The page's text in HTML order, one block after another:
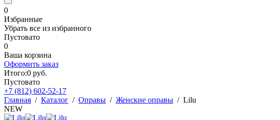
0
Избранные
Убрать все из избранного
Пустовато
0
Ваша корзина
Оформить заказ
Итого:0 руб.
Пустовато
+7 (812) 602-52-17
Главная / Каталог / Оправы / Женские оправы / Lilu
NEW